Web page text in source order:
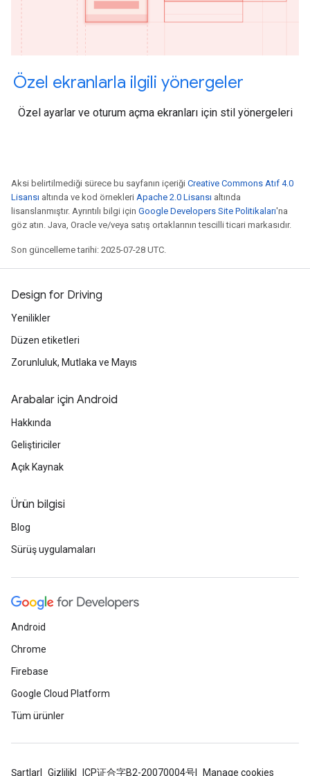
Özel ekranlarla ilgili yönergeler
Özel ayarlar ve oturum açma ekranları için stil yönergeleri
Aksi belirtilmediği sürece bu sayfanın içeriği Creative Commons Atıf 4.0
Lisansı altında ve kod örnekleri Apache 2.0 Lisansı altında
lisanslanmıştır. Ayrıntılı bilgi için Google Developers Site Politikaları'na
göz atın. Java, Oracle ve/veya satış ortaklarının tescilli ticari markasıdır.
Son güncelleme tarihi: 2025-07-28 UTC.
Design for Driving
Yenilikler
Düzen etiketleri
Zorunluluk, Mutlaka ve Mayıs
Arabalar için Android
Hakkında
Geliştiriciler
Açık Kaynak
Ürün bilgisi
Blog
Sürüş uygulamaları
Android
Chrome
Firebase
Google Cloud Platform
Tüm ürünler
Şartlar Gizlilik ICP证合字B2-20070004号 Manage cookies